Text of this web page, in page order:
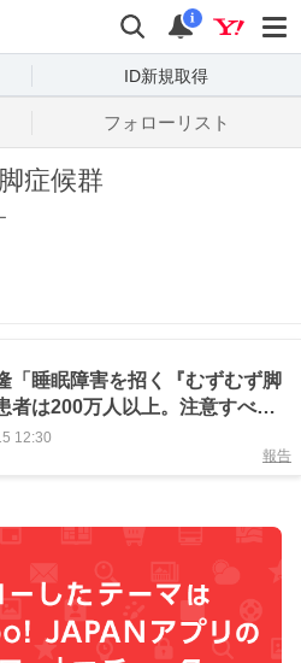
検索
通知
i
ID新規取得
フォローリスト
症候群
「睡眠障害を招く『むずむず脚
者は200万人以上。注意すべき
は…」
12:30
報告